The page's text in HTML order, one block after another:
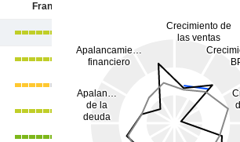
Francia